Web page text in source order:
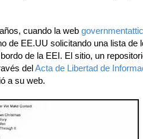
cuando la web
de EE.UU solicitando una lista de
de la EEI. El sitio, un
delActa de Libertad de
a su web.